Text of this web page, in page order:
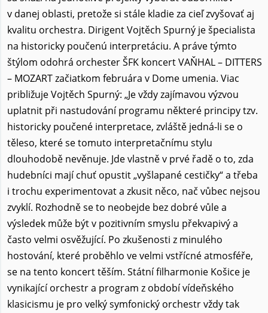
v danej oblasti, pretože si stále kladie za cieľ zvyšovať aj
kvalitu orchestra. Dirigent Vojtěch Spurný je špecialista
na historicky poučenú interpretáciu. A práve týmto
štýlom odohrá orchester ŠFK koncert VAŇHAL – DITTERS
– MOZART začiatkom februára v Dome umenia. Viac
približuje Vojtěch Spurný: „Je vždy zajímavou výzvou
uplatnit při nastudování programu některé principy tzv.
historicky poučené interpretace, zvláště jedná-li se o
těleso, které se tomuto interpretačnímu stylu
dlouhodobě nevěnuje. Jde vlastně v prvé řadě o to, zda
hudebníci mají chuť opustit „vyšlapané cestičky“ a třeba
i trochu experimentovat a zkusit něco, nač vůbec nejsou
zvyklí. Rozhodně se to neobejde bez dobré vůle a
výsledek může být v pozitivním smyslu překvapivý a
často velmi osvěžující. Po zkušenosti z minulého
hostování, které proběhlo ve velmi vstřícné atmosféře,
se na tento koncert těším. Státní filharmonie Košice je
vynikající orchestr a program z období vídeňského
klasicismu je pro velký symfonický orchestr vždy tak